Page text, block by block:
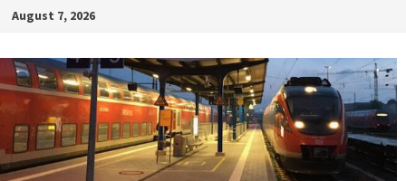
Zum
springen
August 7, 2026